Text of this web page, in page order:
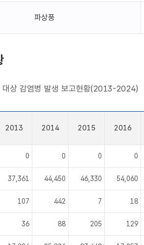
파상풍
대상 감염병 발생 보고현황(2013-2024)
2013 2014 2015 2016
0 0 0 0
37,361 44,450 46,330 54,060
107 442 7 18
36 88 205 129